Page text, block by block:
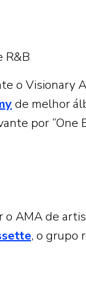
R&B
o Visionary
de melhor
por
AMA de
, o grupo